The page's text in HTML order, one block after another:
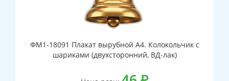
ФМ1-18091 Плакат вырубной А4. Колокольчик с
шариками (двухсторонний, ВД-лак)